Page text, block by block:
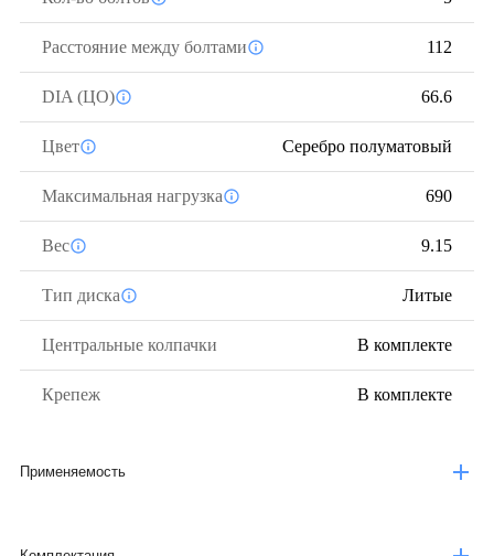
Расстояние между болтами 112
DIA (ЦО) 66.6
Цвет Серебро полуматовый
Максимальная нагрузка 690
Вес 9.15
Тип диска Литые
Центральные колпачки В комплекте
Крепеж В комплекте
Применяемость